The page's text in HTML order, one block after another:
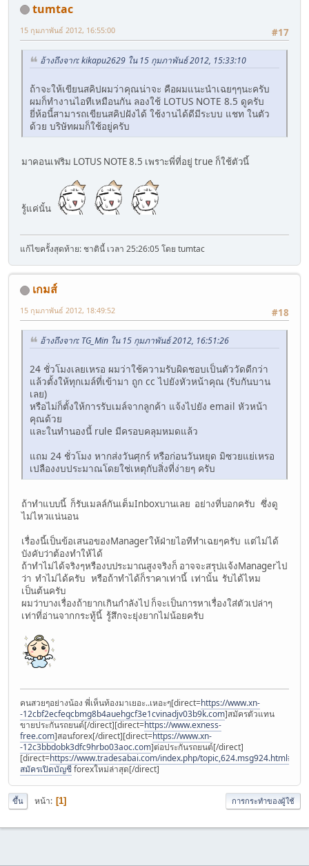
tumtac
#17
15 กุมภาพันธ์ 2012, 16:55:00
อ้างถึงจาก: kikapu2629 ใน 15 กุมภาพันธ์ 2012, 15:33:10
ถ้าจะให้เขียนสคิปผมว่าคุณน่าจะ คือผมแนะนำเฉยๆๆนะครับ
ผมก็ทำงานไอทีเหมือนกัน ลองใช้ LOTUS NOTE 8.5 ดูครับ
ยี่ห้อนี้สามารถเขียนสคิปฝังได้ ใช้งานได้ดีมีระบบ แชท ในตัว
ด้วย บริษัทผมก็ใช้อยู่ครับ
มาคอนเฟริม LOTUS NOTE 8.5 เพราะพี่ที่อยู่ true ก็ใช้ตัวนี้
รู้แค่นั้น
แก้ไขครั้งสุดท้าย: ชาตินี้ เวลา 25:26:05 โดย tumtac
เกมส์
#18
15 กุมภาพันธ์ 2012, 18:49:52
อ้างถึงจาก: TG_Min ใน 15 กุมภาพันธ์ 2012, 16:51:26
24 ชั่วโมงเลยเหรอ ผมว่าใช้ความรับผิดชอบเป็นตัววัดดีกว่า
แล้วตั้งให้ทุกเมล์ที่เข้ามา ถูก cc ไปยังหัวหน้าคุณ (รับกันบาน
เลย)
หรือไม่ก็ตั้งให้การรับเมล์จากลูกค้า แจ้งไปยัง email หัวหน้า
คุณด้วย
และในทำนองนี้ rule มีครอบคลุมหมดแล้ว
แถม 24 ชั่วโมง หากส่งวันศุกร์ หรือก่อนวันหยุด มิซวยแย่เหรอ
เปลืองงบประมาณโดยใช่เหตุกับสิ่งที่ง่ายๆ ครับ
ถ้าทำแบบนี้ ก็รับเมลล์กันเต็มInboxบานเลย อย่างที่บอกครับ ซึ่งดู
ไม่ไหวแน่นอน
เรื่องนี้เป็นข้อเสนอของManagerให้ฝ่ายไอทีทำเฉยๆครับ แต่ไม่ได้
บังคับว่าต้องทำให้ได้
ถ้าทำไม่ได้จริงๆหรืองบประมาณสูงจริงก็ อาจจะสรุปแจ้งManagerไป
ว่า ทำไม่ได้ครับ หรือถ้าทำได้ก็ราคาเท่านี้ เท่านั้น รับได้ไหม
เป็นต้นครับ
ผมว่าบางเรื่องถ้ายากเกินกำลังไป ก็จะเป็นการหาเรื่องใส่ตัวเปล่าๆ
เท่าที่อ่านจากกระทู้นี้ รู้สึกจะยุ่งยากไม่น้อยครับ
คนสวยๆอย่างน้อง พี่เห็นท้องมาเยอะ..เหอะๆ[direct=https://www.xn-
-12cbf2ecfeqcbmg8b4auehgcf3e1cvinadjv03b9k.com]สมัครตัวแทน
ขายประกันรถยนต์[/direct][direct=https://www.exness-
free.com]สอนforex[/direct][direct=https://www.xn-
-12c3bbdobk3dfc9hrbo03aoc.com]ต่อประกันรถยนต์[/direct]
[direct=https://www.tradesabai.com/index.php/
สมัครเปิดบัญชีforexใหม่ล่าสุด[/direct]
ขึ้น หน้า 1 การกระทำของผู้ใช้